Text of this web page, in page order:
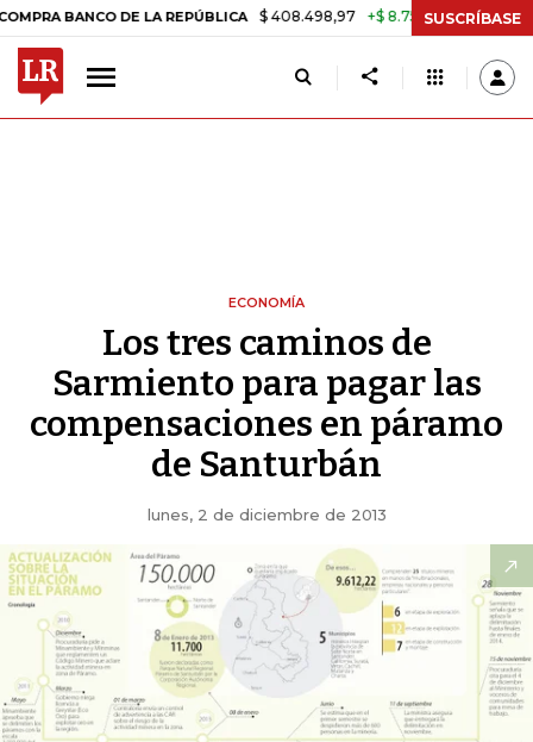
DE LA REPÚBLICA $ 408.498,97 +$ 8.753,81 +2,19% TASA
SUSCRÍBASE
ECONOMÍA
Los tres caminos de
Sarmiento para pagar las
compensaciones en páramo
de Santurbán
lunes, 2 de diciembre de 2013